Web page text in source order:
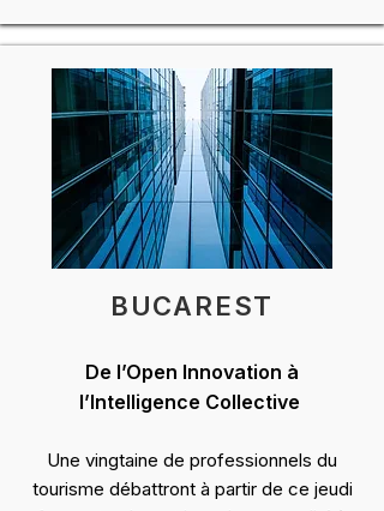
BUCAREST
De l’Open Innovation à
l’Intelligence Collective
Une vingtaine de professionnels du
tourisme débattront à partir de ce jeudi